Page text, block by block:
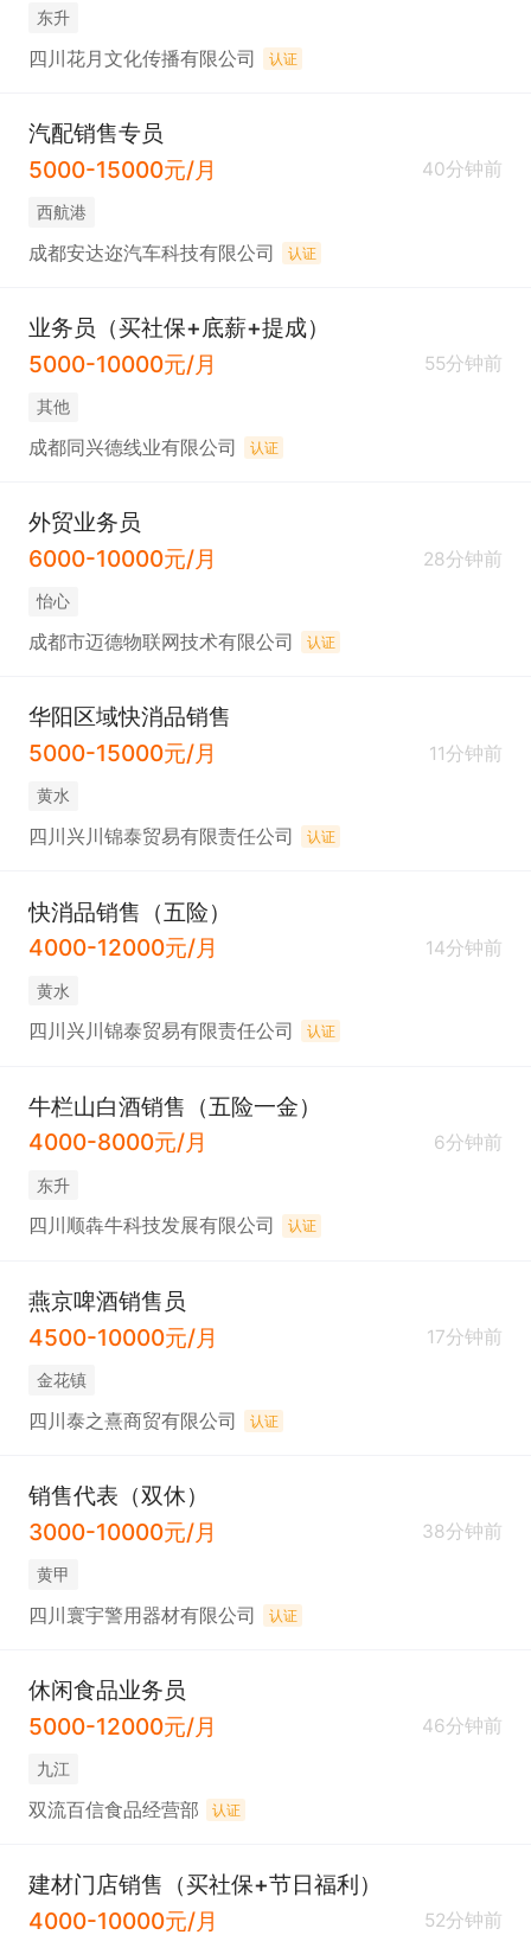
东升
四川花月文化传播有限公司 认证
汽配销售专员
5000-15000元/月
40分钟前
西航港
成都安达迩汽车科技有限公司 认证
业务员（买社保+底薪+提成）
5000-10000元/月
55分钟前
其他
成都同兴德线业有限公司 认证
外贸业务员
6000-10000元/月
28分钟前
怡心
成都市迈德物联网技术有限公司 认证
华阳区域快消品销售
5000-15000元/月
11分钟前
黄水
四川兴川锦泰贸易有限责任公司 认证
快消品销售（五险）
4000-12000元/月
14分钟前
黄水
四川兴川锦泰贸易有限责任公司 认证
牛栏山白酒销售（五险一金）
4000-8000元/月
6分钟前
东升
四川顺犇牛科技发展有限公司 认证
燕京啤酒销售员
4500-10000元/月
17分钟前
金花镇
四川泰之熹商贸有限公司 认证
销售代表（双休）
3000-10000元/月
38分钟前
黄甲
四川寰宇警用器材有限公司 认证
休闲食品业务员
5000-12000元/月
46分钟前
九江
双流百信食品经营部 认证
建材门店销售（买社保+节日福利）
4000-10000元/月
52分钟前